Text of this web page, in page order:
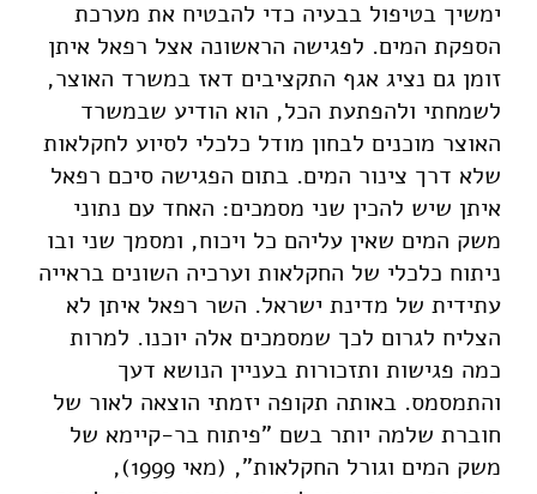
ימשיך בטיפול בבעיה כדי להבטיח את מערכת
הספקת המים. לפגישה הראשונה אצל רפאל איתן
זומן גם נציג אגף התקציבים דאז במשרד האוצר,
לשמחתי ולהפתעת הכל, הוא הודיע שבמשרד
האוצר מוכנים לבחון מודל כלכלי לסיוע לחקלאות
שלא דרך צינור המים. בתום הפגישה סיכם רפאל
איתן שיש להכין שני מסמכים: האחד עם נתוני
משק המים שאין עליהם כל ויכוח, ומסמך שני ובו
ניתוח כלכלי של החקלאות וערכיה השונים בראייה
עתידית של מדינת ישראל. השר רפאל איתן לא
הצליח לגרום לכך שמסמכים אלה יוכנו. למרות
כמה פגישות ותזכורות בעניין הנושא דעך
והתמסמס. באותה תקופה יזמתי הוצאה לאור של
חוברת שלמה יותר בשם "פיתוח בר-קיימא של
משק המים וגורל החקלאות", (מאי 1999),